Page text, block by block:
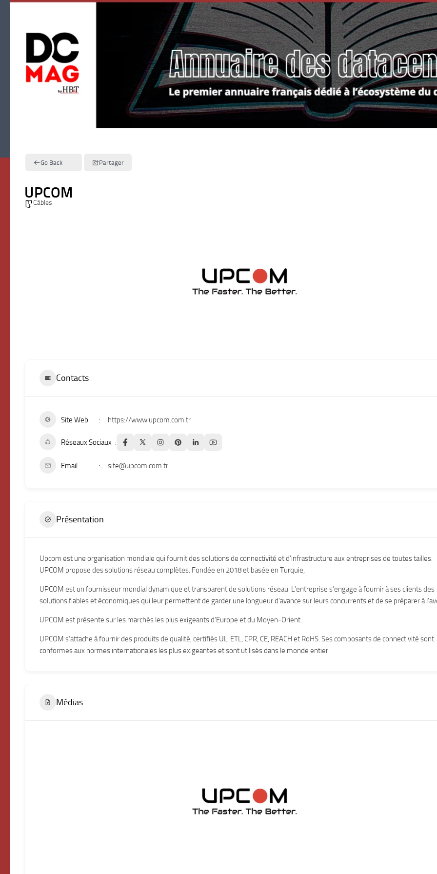
Go Back Partager
UPCOM
Câbles
Contacts
Site Web https://www.upcom.com.tr
Réseaux Sociaux
Email site@upcom.com.tr
Présentation
Upcom est une organisation mondiale qui fournit des solutions de connectivité et d’infrastructure aux entreprises de toutes tailles.
UPCOM propose des solutions réseau complètes. Fondée en 2018 et basée en Turquie,
UPCOM est un fournisseur mondial dynamique et transparent de solutions réseau. L’entreprise s’engage à fournir à ses clients des
solutions fiables et économiques qui leur permettent de garder une longueur d’avance sur leurs concurrents et de se préparer à
UPCOM est présente sur les marchés les plus exigeants d’Europe et du Moyen-Orient.
UPCOM s’attache à fournir des produits de qualité, certifiés UL, ETL, CPR, CE, REACH et RoHS. Ses composants de connectivité sont
conformes aux normes internationales les plus exigeantes et sont utilisés dans le monde entier.
Médias